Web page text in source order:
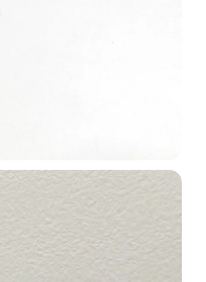
diversas
de controle de